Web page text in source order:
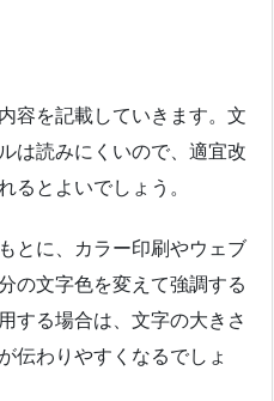
容を記載していきます。文
は読みにくいので、適宜改
るとよいでしょう。
とに、カラー印刷やウェブ
の文字色を変えて強調する
する場合は、文字の大きさ
伝わりやすくなるでしょ